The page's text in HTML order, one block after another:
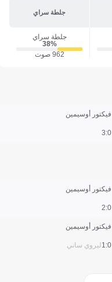
جلطة سراي
جلطة سراي
38‎%‎
962 صوت
فيكتور أوسيمين
0:3
فيكتور أوسيمين
0:2
فيكتور أوسيمين
ليروي ساني0:1